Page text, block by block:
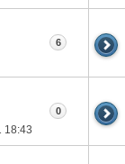
6
18:43
0